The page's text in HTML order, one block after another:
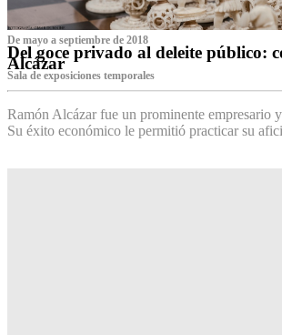
De mayo a septiembre de 2018
Del goce privado al deleite público:
Alcázar
Sala de exposiciones temporales
Ramón Alcázar fue un prominente empresario
Su éxito económico le permitió practicar su